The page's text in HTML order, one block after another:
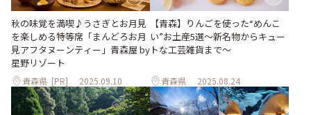
秋の味覚を満喫♪うさぎとお月見
を楽しめる特等席「まんどろお月
見アフタヌーンティー」青森屋 by
星野リゾート
青森県 [PR] 2025.09.10
【青森】りんごを使った“めんこ
い”お土産5選～新名物からキュー
トな工芸雑貨まで～
青森県 2025.08.24